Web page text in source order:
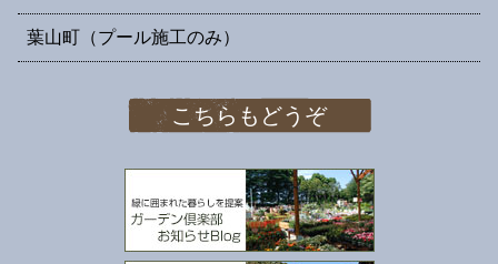
葉山町（プール施工のみ）
こちらもどうぞ